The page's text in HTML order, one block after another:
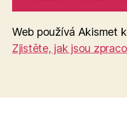
Web používá Akismet
Zjistěte, jak jsou